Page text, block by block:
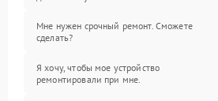
Мне нужен срочный ремонт. Сможете
сделать?
Я хочу, чтобы мое устройство
ремонтировали при мне.